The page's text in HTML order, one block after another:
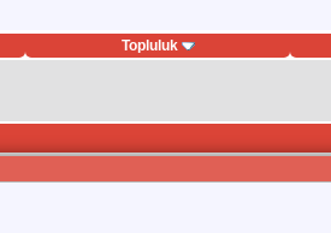
Topluluk